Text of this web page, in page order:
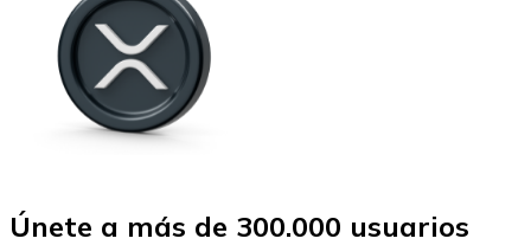
Únete a más de 300.000 usuarios